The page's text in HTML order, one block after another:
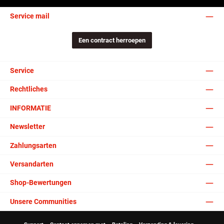
Service mail
Een contract herroepen
Service
Rechtliches
INFORMATIE
Newsletter
Zahlungsarten
Versandarten
Shop-Bewertungen
Unsere Communities